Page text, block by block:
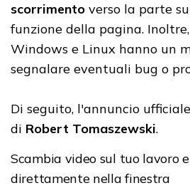
scorrimento verso la parte
funzione della pagina.
Windows e Linux hanno un
segnalare eventuali bug o
Di seguito, l'annuncio
di Robert Tomaszewski.
Scambia video sul tuo lavoro
direttamente nella finestra